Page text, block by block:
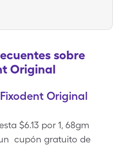
sobre
Original
Original
$6.13 por 1, 68gm
cupón gratuito de